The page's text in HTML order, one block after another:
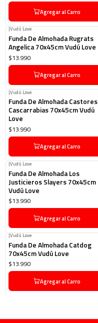
Agregar al Carro
|Vudú Love
Funda De Almohada Rugrats
Angelica 70x45cm Vudú Love
$13.990
Agregar al Carro
|Vudú Love
Funda De Almohada Castores
Cascarrabias 70x45cm Vudú
Love
$13.990
Agregar al Carro
|Vudú Love
Funda De Almohada Los
Justicieros Slayers 70x45cm
Vudú Love
$13.990
Agregar al Carro
|Vudú Love
Funda De Almohada Catdog
70x45cm Vudú Love
$13.990
Agregar al Carro